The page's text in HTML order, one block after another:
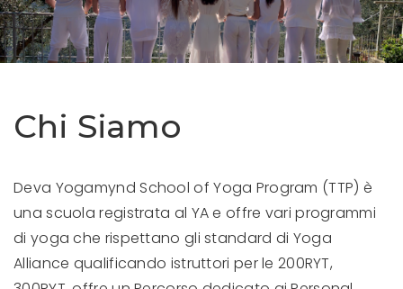
Chi Siamo
Deva Yogamynd School of Yoga Program (TTP) è
una scuola registrata al YA e offre vari programmi
di yoga che rispettano gli standard di Yoga
Alliance qualificando istruttori per le 200RYT,